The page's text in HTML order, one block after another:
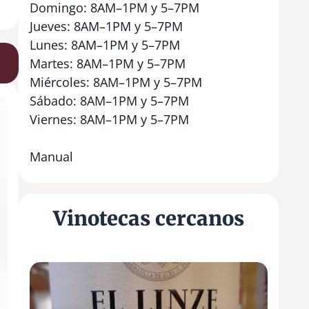
Domingo: 8AM–1PM y 5–7PM
Jueves: 8AM–1PM y 5–7PM
Lunes: 8AM–1PM y 5–7PM
Martes: 8AM–1PM y 5–7PM
Miércoles: 8AM–1PM y 5–7PM
Sábado: 8AM–1PM y 5–7PM
Viernes: 8AM–1PM y 5–7PM
Manual
Vinotecas cercanos
1
1
A